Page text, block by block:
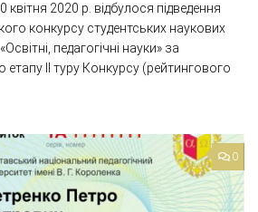
квітня 2020 р. відбулося підведення
конкурсу студентських наукових
педагогічні науки» за
ІІ туру Конкурсу (рейтингового
0